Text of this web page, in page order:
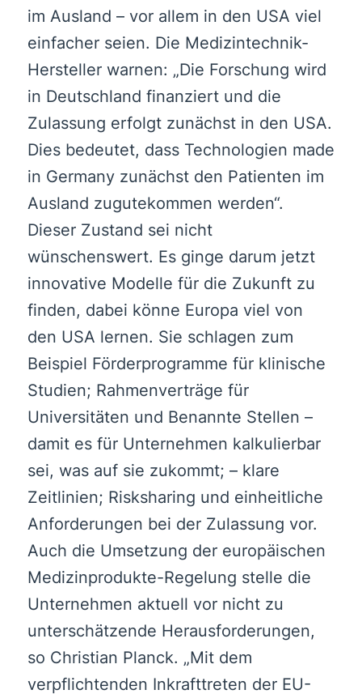
im Ausland – vor allem in den USA viel
einfacher seien. Die Medizintechnik-
Hersteller warnen: „Die Forschung wird
in Deutschland finanziert und die
Zulassung erfolgt zunächst in den USA.
Dies bedeutet, dass Technologien made
in Germany zunächst den Patienten im
Ausland zugutekommen werden“.
Dieser Zustand sei nicht
wünschenswert. Es ginge darum jetzt
innovative Modelle für die Zukunft zu
finden, dabei könne Europa viel von
den USA lernen. Sie schlagen zum
Beispiel Förderprogramme für klinische
Studien; Rahmenverträge für
Universitäten und Benannte Stellen –
damit es für Unternehmen kalkulierbar
sei, was auf sie zukommt; – klare
Zeitlinien; Risksharing und einheitliche
Anforderungen bei der Zulassung vor.
Auch die Umsetzung der europäischen
Medizinprodukte-Regelung stelle die
Unternehmen aktuell vor nicht zu
unterschätzende Herausforderungen,
so Christian Planck. „Mit dem
verpflichtenden Inkrafttreten der EU-